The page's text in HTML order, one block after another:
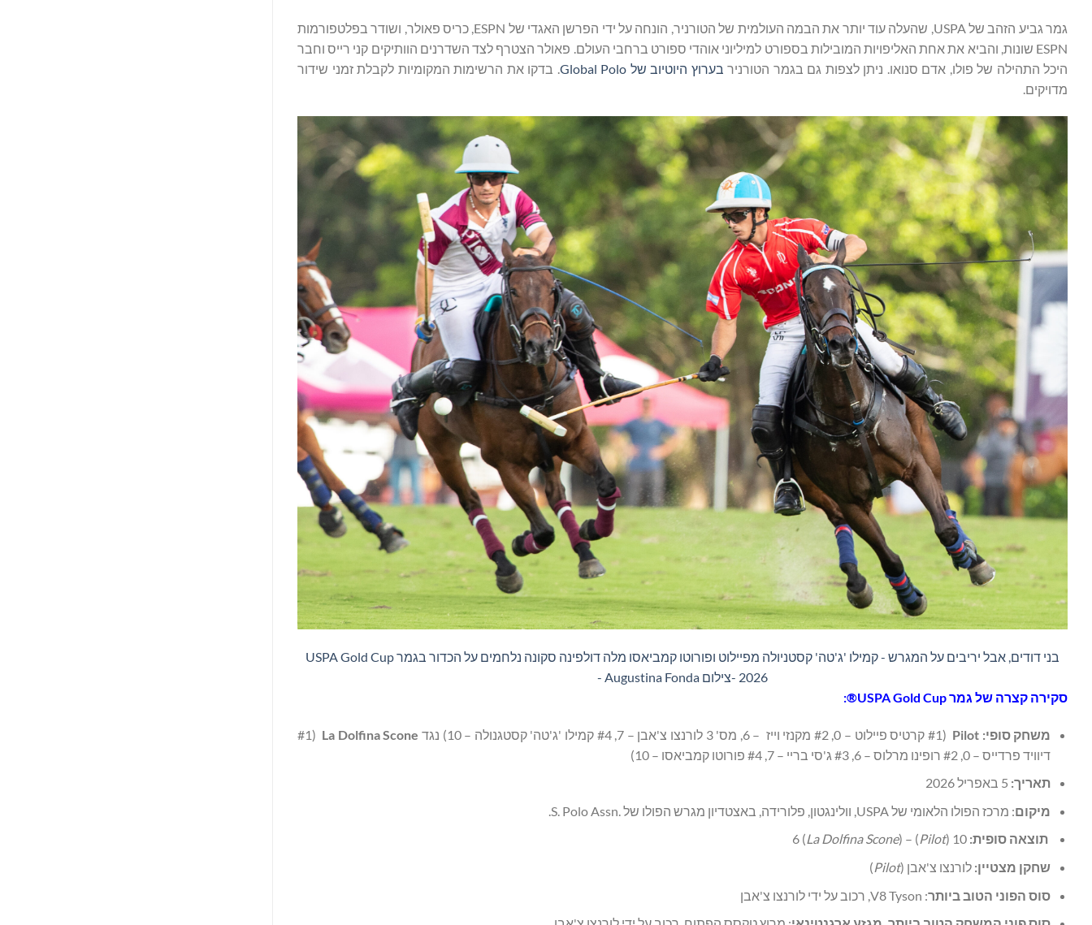
גמר גביע הזהב של USPA, שהעלה עוד יותר את הבמה העולמית של הטורניר, הונחה על ידי הפרשן האגדי של ESPN, כריס פאולר, ושודר בפלטפורמות
ESPN שונות, והביא את אחת האליפויות המובילות בספורט למיליוני אוהדי ספורט ברחבי העולם. פאולר הצטרף לצד השדרנים הוותיקים קני רייס וחבר
היכל התהילה של פולו, אדם סנואו. ניתן לצפות גם בגמר הטורניר בערוץ היוטיוב של Global Polo
. בדקו את הרשימות המקומיות לקבלת זמני שידור
מדויקים.
בני דודים, אבל יריבים על המגרש - קמילו 'ג'טה' קסטניולה מפיילוט ופורוטו קמביאסו מלה דולפינה סקונה נלחמים על הכדור בגמר USPA Gold Cup
2026 -צילום Augustina Fonda -
סקירה קצרה של גמרUSPA Gold Cup®
:
משחק סופי: Pilot (#1 קרטיס פיילוט – 0, #2 מקנזי וייז – 6, מס' 3 לורנצו צ'אבן – 7, #4 קמילו 'ג'טה' קסטגנולה – 10) נגד La Dolfina Scone
(#1
דיוויד פרדייס – 0, #2 רופינו מרלוס – 6, #3 ג'סי בריי – 7, #4 פורוטו קמביאסו – 10)
תאריך:
מיקום: מרכז הפולו הלאומי של USPA, וולינגטון, פלורידה, באצטדיון מגרש הפולו של .S. Polo Assn.
תוצאה סופית: 10 (
Pilot
) – 6 (
La Dolfina Scone)
שחקן מצטיין: לורנצו צ'אבן (Pilot
)
סוס הפוני הטוב ביותר: V8 Tyson, רכוב על ידי לורנצו צ'אבן